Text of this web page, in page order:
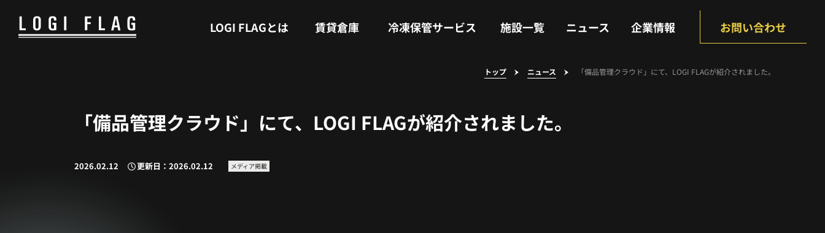
LOGI FLAGとは 賃貸倉庫 冷凍保管サービス 施設一覧 ニュース 企業情報 お問い合わせ
トップ ニュース 「備品管理クラウド」にて、LOGI FLAGが紹介されました。
「備品管理クラウド」にて、LOGI FLAGが紹介されました。
2026.02.12 更新日：2026.02.12 メディア掲載